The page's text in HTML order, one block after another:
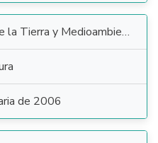
Tierra y Medioambientales
de 2006